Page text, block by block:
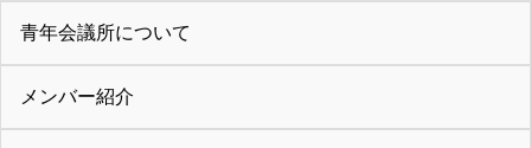
青年会議所について
メンバー紹介